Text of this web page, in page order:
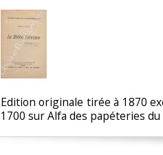
‎Edition originale tirée à 1870
1700 sur Alfa des papéteries du